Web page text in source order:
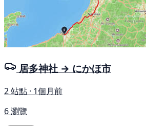
居多神社 → にかほ市
2 站點 · 1個月前
6 瀏覽